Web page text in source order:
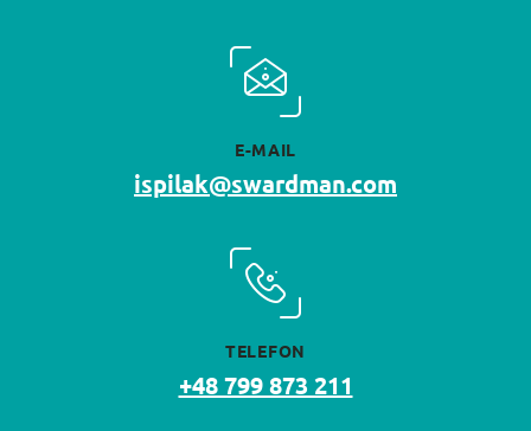
E-MAIL
ispilak@swardman.com
TELEFON
+48 799 873 211